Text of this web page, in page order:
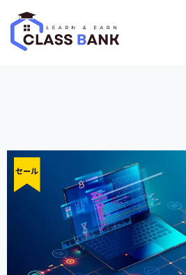
content
セール